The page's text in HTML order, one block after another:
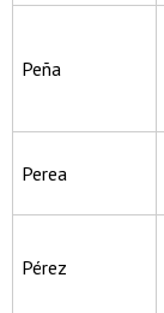
Peña
Perea
Pérez